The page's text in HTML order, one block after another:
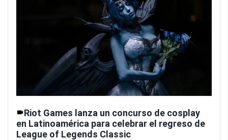
Riot Games lanza un concurso de cosplay
en Latinoamérica para celebrar el regreso de
League of Legends Classic